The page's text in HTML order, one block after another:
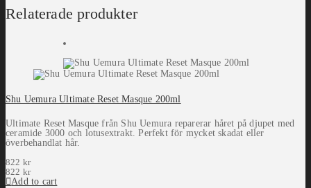
Relaterade produkter
Shu Uemura Ultimate Reset Masque 200ml
Ultimate Reset Masque från Shu Uemura reparerar håret på djupet med
ceramide 3000 och lotusextrakt. Perfekt för mycket skadat eller
överbehandlat hår.
822 kr
822 kr
Add to cart